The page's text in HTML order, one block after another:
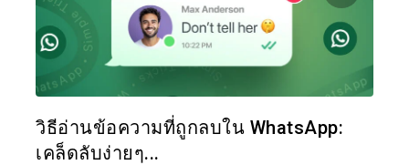
แบ่งปั
วิธีอ่านข้อความที่ถูกลบใน WhatsApp:
เคล็ดลับง่ายๆ...